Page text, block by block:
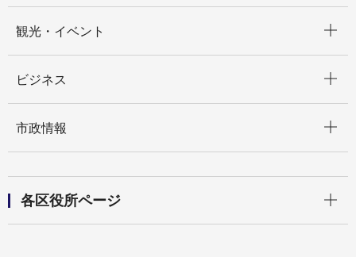
観光・イベント
ビジネス
市政情報
各区役所ページ